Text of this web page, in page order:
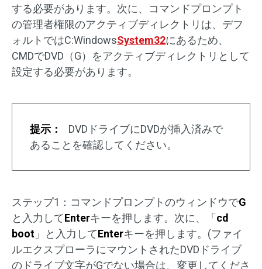
する必要があります。次に、コマンドプロンプト
の管理者権限のアクティブディレクトリは、デフ
ォルトではC:WindowsSystem32にあるため、
CMDでDVD（G）をアクティブディレクトリとして
設定する必要があります。
提示：
DVDドライブにDVDが挿入済みで
あることを確認してください。
ステップ1：コマンドプロンプトのウィンドウでG
と入力してEnterキーを押します。次に、「 cd
boot 」と入力してEnterキーを押します。(ファイ
ルエクスプローラにマウントされたDVDドライブ
のドライブ文字がGでない場合は、変更してくださ